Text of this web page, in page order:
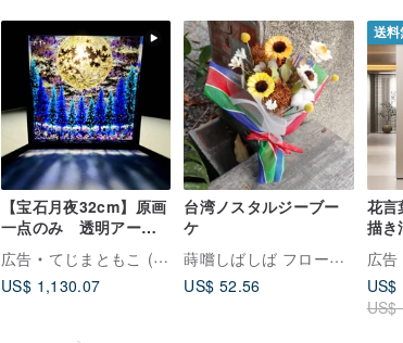
【宝石月夜32cm】原画
一点のみ 透明アー
ト 影絵 インテリ
ア 満月 絵画 夜
空 星空
広告
てじまともこ (北海道にじいろ絵描き)
US$ 1,130.07
台湾ノスタルジーブー
ケ
蒔嚐しばしば フローラル
US$ 52.56
送料
花言
描き
花
グ、
下、
広告
US$
US$